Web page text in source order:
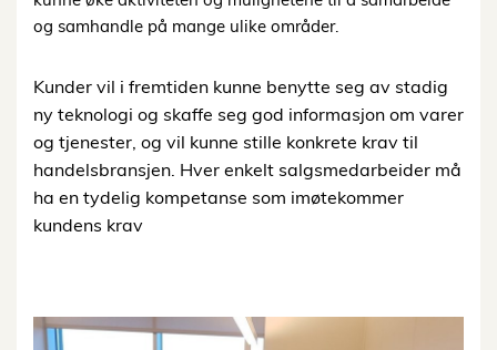
og samhandle på mange ulike områder.
Kunder vil i fremtiden kunne benytte seg av stadig
ny teknologi og skaffe seg god informasjon om varer
og tjenester, og vil kunne stille konkrete krav til
handelsbransjen. Hver enkelt salgsmedarbeider må
ha en tydelig kompetanse som imøtekommer
kundens krav